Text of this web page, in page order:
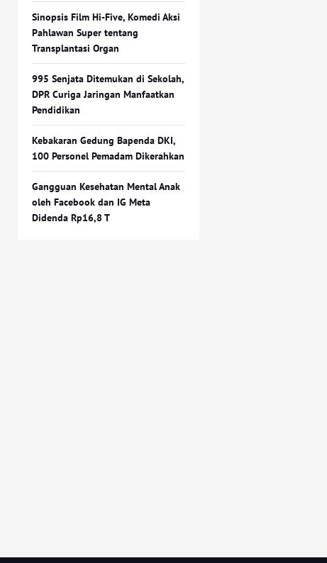
Sinopsis Film Hi-Five, Komedi Aksi
Pahlawan Super tentang
Transplantasi Organ
995 Senjata Ditemukan di Sekolah,
DPR Curiga Jaringan Manfaatkan
Pendidikan
Kebakaran Gedung Bapenda DKI,
100 Personel Pemadam Dikerahkan
Gangguan Kesehatan Mental Anak
oleh Facebook dan IG Meta
Didenda Rp16,8 T